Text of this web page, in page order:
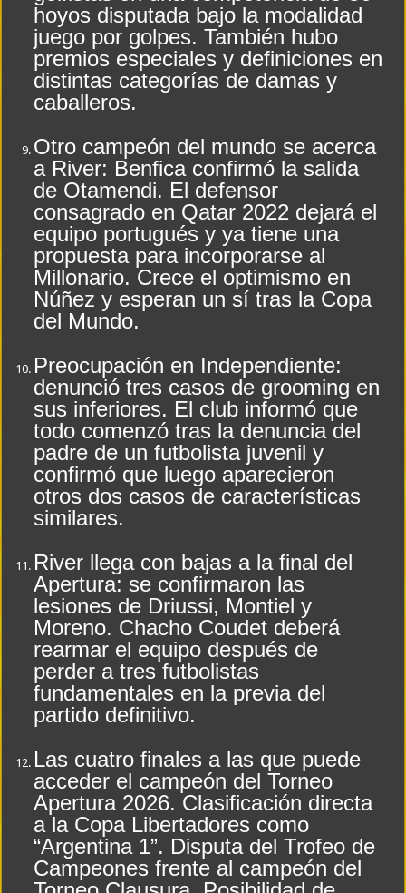
hoyos disputada bajo la modalidad
juego por golpes. También hubo
premios especiales y definiciones en
distintas categorías de damas y
caballeros.
Otro campeón del mundo se acerca
a River: Benfica confirmó la salida
de Otamendi. El defensor
consagrado en Qatar 2022 dejará el
equipo portugués y ya tiene una
propuesta para incorporarse al
Millonario. Crece el optimismo en
Núñez y esperan un sí tras la Copa
del Mundo.
Preocupación en Independiente:
denunció tres casos de grooming en
sus inferiores. El club informó que
todo comenzó tras la denuncia del
padre de un futbolista juvenil y
confirmó que luego aparecieron
otros dos casos de características
similares.
River llega con bajas a la final del
Apertura: se confirmaron las
lesiones de Driussi, Montiel y
Moreno. Chacho Coudet deberá
rearmar el equipo después de
perder a tres futbolistas
fundamentales en la previa del
partido definitivo.
Las cuatro finales a las que puede
acceder el campeón del Torneo
Apertura 2026. Clasificación directa
a la Copa Libertadores como
“Argentina 1”. Disputa del Trofeo de
Campeones frente al campeón del